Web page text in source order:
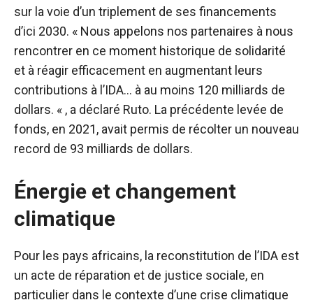
sur la voie d’un triplement de ses financements
d’ici 2030. « Nous appelons nos partenaires à nous
rencontrer en ce moment historique de solidarité
et à réagir efficacement en augmentant leurs
contributions à l’IDA… à au moins 120 milliards de
dollars. « , a déclaré Ruto. La précédente levée de
fonds, en 2021, avait permis de récolter un nouveau
record de 93 milliards de dollars.
Énergie et changement
climatique
Pour les pays africains, la reconstitution de l’IDA est
un acte de réparation et de justice sociale, en
particulier dans le contexte d’une crise climatique